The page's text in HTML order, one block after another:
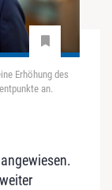
Erhöhung des
an.